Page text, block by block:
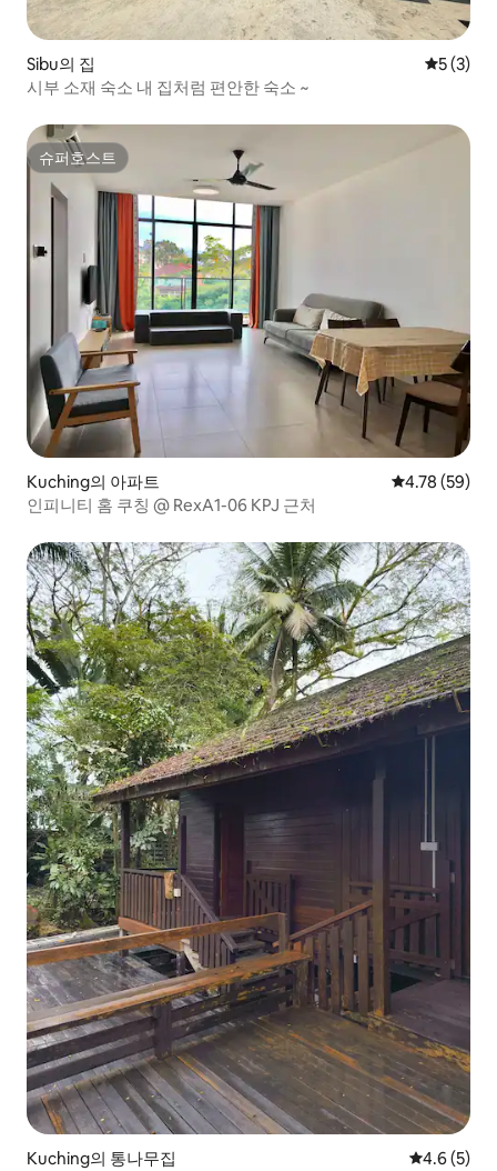
Sibu의 집 평점 5점
5 (3)
시부 소재 숙소 내 집처럼 편안한 숙소 ~
슈퍼호스트
슈퍼호스트
Kuching의 아파트 평점 4.78점(5
4.78 (59)
인피니티 홈 쿠칭 @ RexA1-06 KPJ 근처
Kuching의 통나무집 평점 4.6점
4.6 (5)